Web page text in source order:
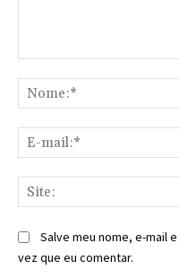
Salve meu nome, e-mail
vez que eu comentar.